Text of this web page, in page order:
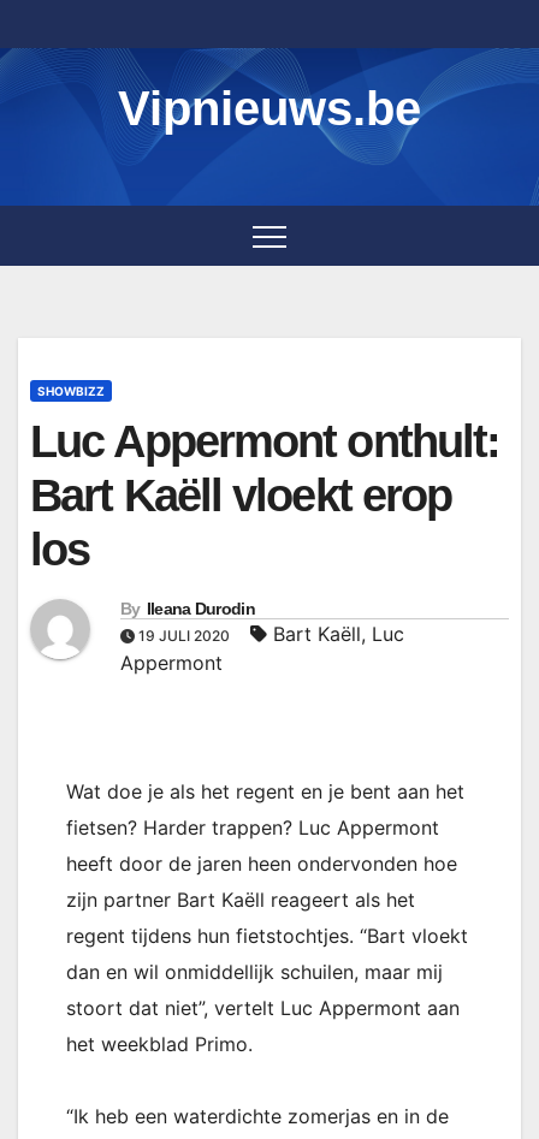
to
content
Vipnieuws.be
SHOWBIZZ
Luc Appermont onthult:
Bart Kaëll vloekt erop
los
By Ileana Durodin
19 JULI 2020 Bart Kaëll, Luc
Appermont
Wat doe je als het regent en je bent aan het
fietsen? Harder trappen? Luc Appermont
heeft door de jaren heen ondervonden hoe
zijn partner Bart Kaëll reageert als het
regent tijdens hun fietstochtjes. “Bart vloekt
dan en wil onmiddellijk schuilen, maar mij
stoort dat niet”, vertelt Luc Appermont aan
het weekblad Primo.
“Ik heb een waterdichte zomerjas en in de